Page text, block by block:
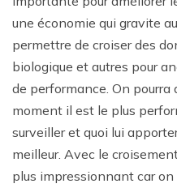
une économie qui gravite
permettre de croiser des
biologique et autres pour
de performance. On pourra
moment il est le plus
surveiller et quoi lui
meilleur. Avec le
plus impressionnant car